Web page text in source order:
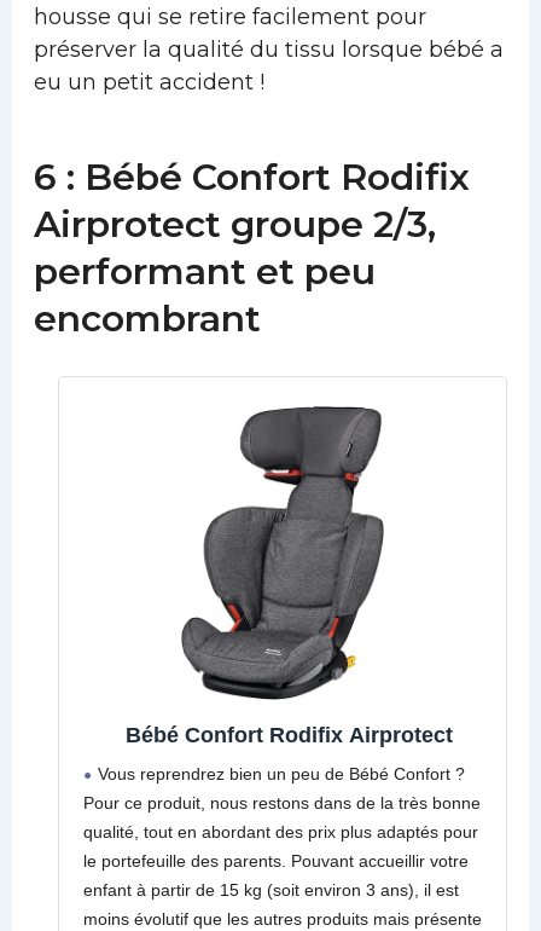
housse qui se retire facilement pour
préserver la qualité du tissu lorsque bébé a
eu un petit accident !
6 : Bébé Confort Rodifix
Airprotect groupe 2/3,
performant et peu
encombrant
Bébé Confort Rodifix Airprotect
Vous reprendrez bien un peu de Bébé Confort ?
Pour ce produit, nous restons dans de la très bonne
qualité, tout en abordant des prix plus adaptés pour
le portefeuille des parents. Pouvant accueillir votre
enfant à partir de 15 kg (soit environ 3 ans), il est
moins évolutif que les autres produits mais présente